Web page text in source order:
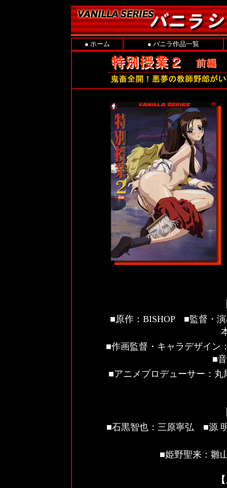
● ホーム ● バニラ作品一覧
■原作：BISHOP■監督・
■作画監督・キャラデザイン
■
■アニメプロデューサー：丸
■石黒智也：三原寧弘 ■源
■姫野聖来：雛